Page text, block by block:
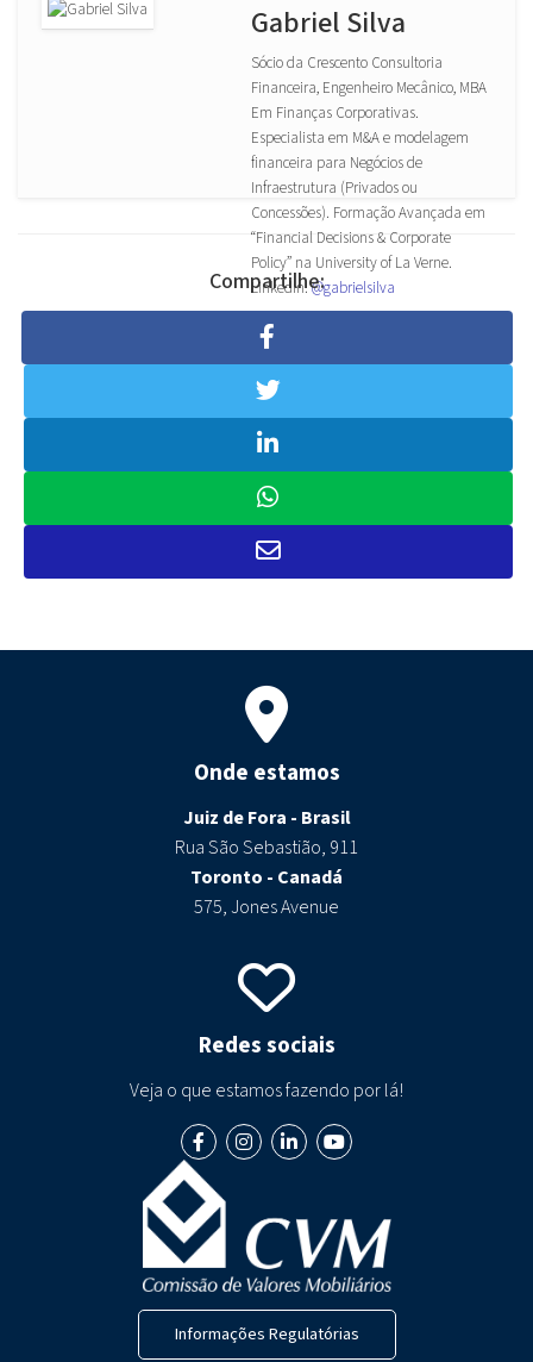
Gabriel Silva
Sócio da Crescento Consultoria
Financeira, Engenheiro Mecânico, MBA
Em Finanças Corporativas.
Especialista em M&A e modelagem
financeira para Negócios de
Infraestrutura (Privados ou
Concessões). Formação Avançada em
“Financial Decisions & Corporate
Policy” na University of La Verne.
LinkedIn:@gabrielsilva
Compartilhe:
Onde estamos
Juiz de Fora - Brasil
Rua São Sebastião, 911
Toronto - Canadá
575, Jones Avenue
Redes sociais
Veja o que estamos fazendo por lá!
Informações Regulatórias